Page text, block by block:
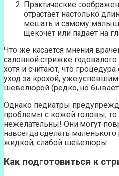
Практические
отрастает настолько
мешать и самому
щекочет или падает на
Что же касается мнения
салонной стрижке
хотя и считают, что
уход за крохой, уже успевшим
шевелюрой (редко, но
Однако педиатры
проблемы с кожей головы,
нежелательны! Они могут
навсегда сделать
жидкой, слабой шевелюры.
Как подготовиться к